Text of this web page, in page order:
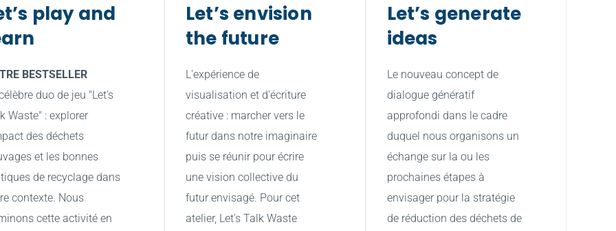
play and
BESTSELLER
duo de jeu "Let's
Waste" : explorer
des déchets
et les bonnes
de recyclage dans
contexte. Nous
cette activité en
Let’s envision
the future
L'expérience de
visualisation et d'écriture
créative : marcher vers le
futur dans notre imaginaire
puis se réunir pour écrire
une vision collective du
futur envisagé. Pour cet
atelier, Let's Talk Waste
Let’s generate
ideas
Le nouveau concept de
dialogue génératif
approfondi dans le cadre
duquel nous organisons un
échange sur la ou les
prochaines étapes à
envisager pour la stratégie
de réduction des déchets de